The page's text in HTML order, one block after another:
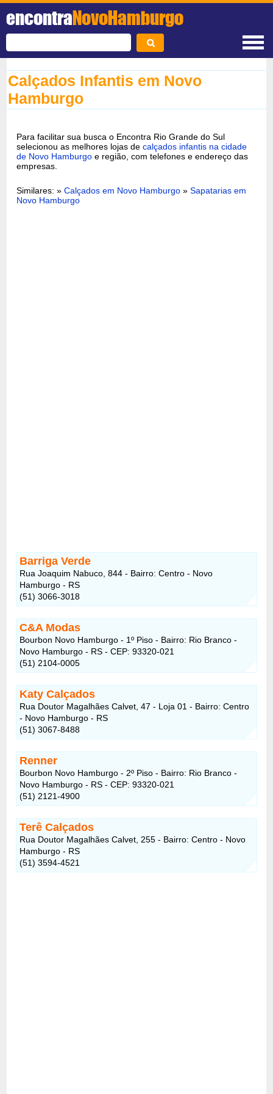
encontraNovoHamburgo
Calçados Infantis em Novo
Hamburgo
Para facilitar sua busca o Encontra Rio Grande do Sul
selecionou as melhores lojas decalçados infantis na cidade
de Novo Hamburgo e região, com telefones e endereço das
empresas.
Similares: »Calçados em Novo Hamburgo »Sapatarias em
Novo Hamburgo
Barriga Verde
Rua Joaquim Nabuco, 844 - Bairro: Centro - Novo
Hamburgo - RS
(51) 3066-3018
C&A Modas
Bourbon Novo Hamburgo - 1º Piso - Bairro: Rio Branco -
Novo Hamburgo - RS - CEP: 93320-021
(51) 2104-0005
Katy Calçados
Rua Doutor Magalhães Calvet, 47 - Loja 01 - Bairro: Centro
- Novo Hamburgo - RS
(51) 3067-8488
Renner
Bourbon Novo Hamburgo - 2º Piso - Bairro: Rio Branco -
Novo Hamburgo - RS - CEP: 93320-021
(51) 2121-4900
Terê Calçados
Rua Doutor Magalhães Calvet, 255 - Bairro: Centro - Novo
Hamburgo - RS
(51) 3594-4521